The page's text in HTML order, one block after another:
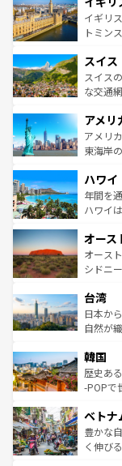
香り高
らに、
れる地
を参照
ルリン
してラ
は、お酒
ドイツ
イギリ
トミン
リアご
ティー
戦など
ンツ一覧
スイス
スイス
な交通
の建物
博物館
ことが
ば市内交
着のス
アメリ
アメリ
東海岸
のよう
ンメン
西部に
部のニ
文化が
しみな
ならではの贅
情報は
ハワイ
年間を
ハワイ
ワイ島
島だが
おすす
れるお
人々、
ク、伝
ワイを、存分
はコン
オース
オース
シドニ
リアリ
ク）、
ど、見
いる。
ビング
い。オ
参照し
台湾
日本か
自然が
ン）、
と山間
驚きを
容にも
照して
韓国
歴史あ
-POPで
き、地
できる
まで、
ベトナ
豊かな
く伸び